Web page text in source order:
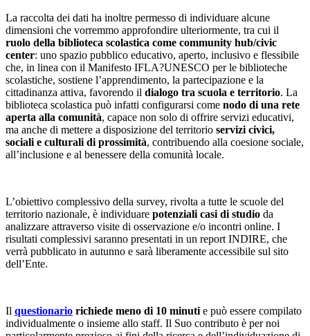
La raccolta dei dati ha inoltre permesso di individuare alcune
dimensioni che vorremmo approfondire ulteriormente, tra cui il
ruolo della biblioteca scolastica come community hub/civic
center: uno spazio pubblico educativo, aperto, inclusivo e flessibile
che, in linea con il Manifesto IFLA?UNESCO per le biblioteche
scolastiche, sostiene l’apprendimento, la partecipazione e la
cittadinanza attiva, favorendo il dialogo tra scuola e territorio. La
biblioteca scolastica può infatti configurarsi come nodo di una rete
aperta alla comunità, capace non solo di offrire servizi educativi,
ma anche di mettere a disposizione del territorio servizi civici,
sociali e culturali di prossimità, contribuendo alla coesione sociale,
all’inclusione e al benessere della comunità locale.
L’obiettivo complessivo della survey, rivolta a tutte le scuole del
territorio nazionale, è individuare potenziali casi di studio da
analizzare attraverso visite di osservazione e/o incontri online. I
risultati complessivi saranno presentati in un report INDIRE, che
verrà pubblicato in autunno e sarà liberamente accessibile sul sito
dell’Ente.
Il questionario richiede meno di 10 minuti e può essere compilato
individualmente o insieme allo staff. Il Suo contributo è per noi